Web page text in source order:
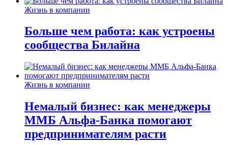
Жизнь в компании
Больше чем работа: как устроены
сообщества Билайна
Жизнь в компании
Немалый бизнес: как менеджеры
ММБ Альфа-Банка помогают
предпринимателям расти